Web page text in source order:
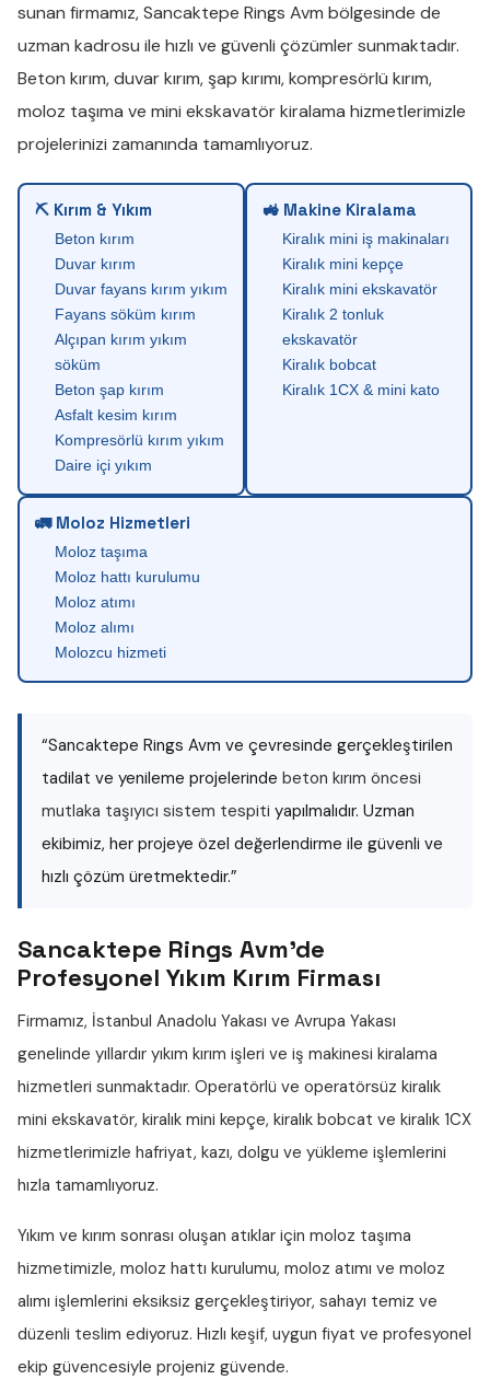
sunan firmamız,Sancaktepe Rings Avm bölgesinde de
uzman kadrosu ile hızlı ve güvenli çözümler sunmaktadır.
Beton kırım,duvar kırım,şap kırımı,kompresörlü kırım,
moloz taşıma ve mini ekskavatör kiralama hizmetlerimizle
projelerinizi zamanında tamamlıyoruz.
⛏ Kırım & Yıkım
Beton kırım
Duvar kırım
Duvar fayans kırım yıkım
Fayans söküm kırım
Alçıpan kırım yıkım
söküm
Beton şap kırım
Asfalt kesim kırım
Kompresörlü kırım yıkım
Daire içi yıkım
🚜 Makine Kiralama
Kiralık mini iş makinaları
Kiralık mini kepçe
Kiralık mini ekskavatör
Kiralık 2 tonluk
ekskavatör
Kiralık bobcat
Kiralık 1CX & mini kato
🚛 Moloz Hizmetleri
Moloz taşıma
Moloz hattı kurulumu
Moloz atımı
Moloz alımı
Molozcu hizmeti
“Sancaktepe Rings Avm ve çevresinde gerçekleştirilen
tadilat ve yenileme projelerinde beton kırım öncesi
mutlaka taşıyıcı sistem tespiti yapılmalıdır. Uzman
ekibimiz, her projeye özel değerlendirme ile güvenli ve
hızlı çözüm üretmektedir.”
Sancaktepe Rings Avm'de
Profesyonel Yıkım Kırım Firması
Firmamız, İstanbul Anadolu Yakası ve Avrupa Yakası
genelinde yıllardır yıkım kırım işleri ve iş makinesi kiralama
hizmetleri sunmaktadır. Operatörlü ve operatörsüz kiralık
mini ekskavatör, kiralık mini kepçe, kiralık bobcat ve kiralık 1CX
hizmetlerimizle hafriyat, kazı, dolgu ve yükleme işlemlerini
hızla tamamlıyoruz.
Yıkım ve kırım sonrası oluşan atıklar için moloz taşıma
hizmetimizle, moloz hattı kurulumu, moloz atımı ve moloz
alımı işlemlerini eksiksiz gerçekleştiriyor, sahayı temiz ve
düzenli teslim ediyoruz. Hızlı keşif, uygun fiyat ve profesyonel
ekip güvencesiyle projeniz güvende.